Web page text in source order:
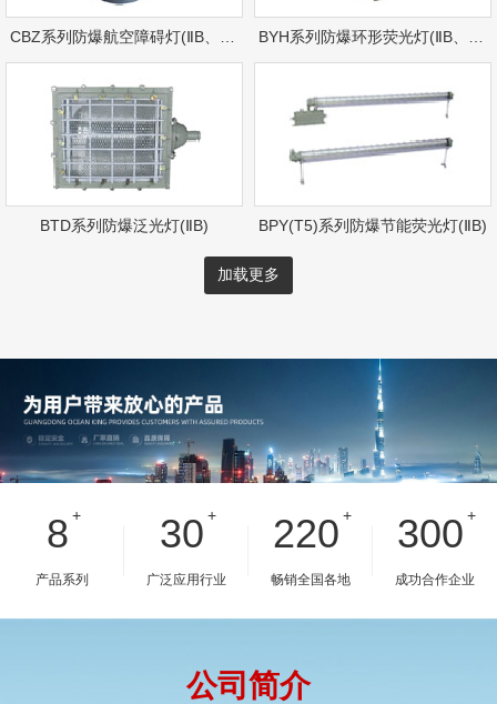
BTD系列防爆泛光灯(ⅡB) BPY(T5)系列防爆节能荧光灯(ⅡB)
加载更多
8 +
产品系列
30 +
广泛应用行业
220 +
畅销全国各地
300 +
成功合作企业
公司简介